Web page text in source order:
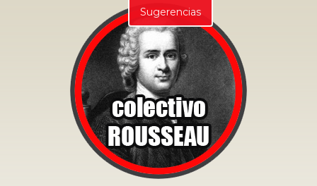
Sugerencias